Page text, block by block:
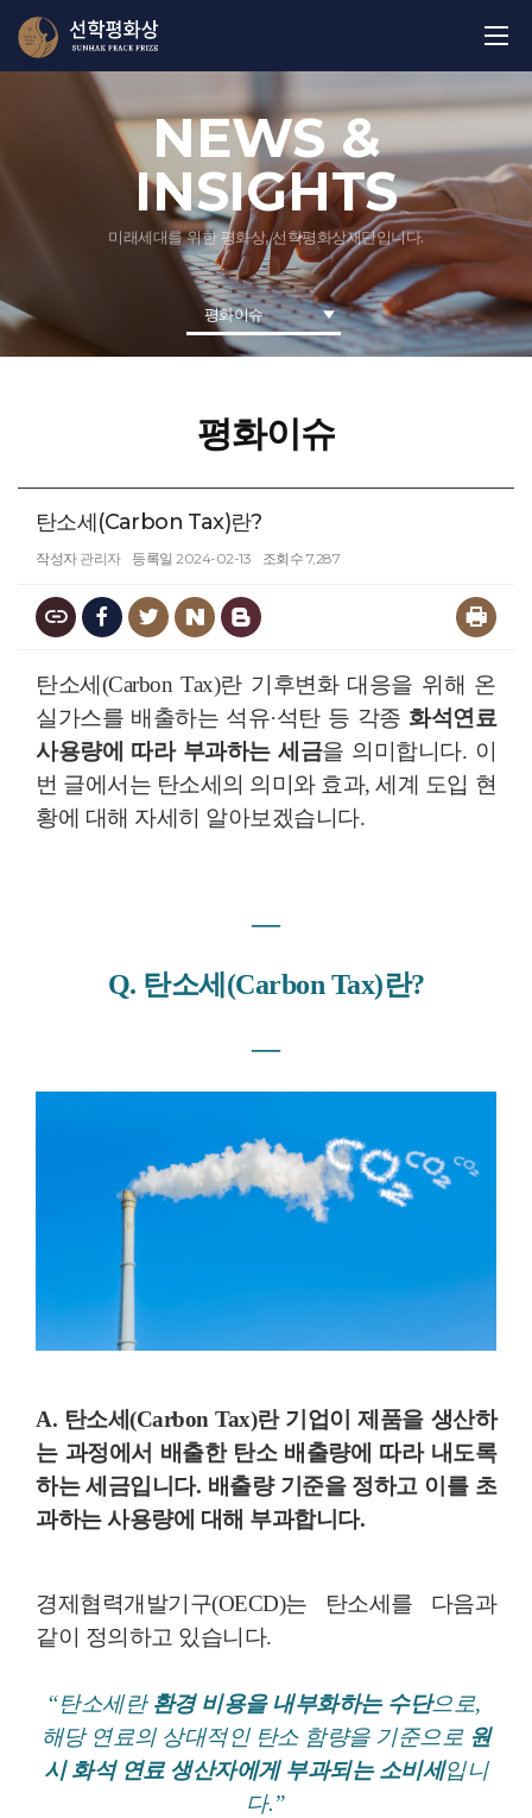
NEWS &
INSIGHTS
미래세대를 위한 평화상, 선학평화상재단입니다.
평화이슈
평화이슈
탄소세(Carbon Tax)란?
작성자 관리자 등록일 2024-02-13 조회수 7,287
탄소세(Carbon Tax)란 기후변화 대응을 위해 온
실가스를 배출하는 석유·석탄 등 각종 화석연료
사용량에 따라 부과하는 세금을 의미합니다. 이
번 글에서는 탄소세의 의미와 효과, 세계 도입 현
황에 대해 자세히 알아보겠습니다.
―
Q. 탄소세(Carbon Tax)란?
―
A. 탄소세(Carbon Tax)란 기업이 제품을 생산하
는 과정에서 배출한탄소 배출량에 따라 내도록
하는 세금입니다. 배출량 기준을 정하고 이를 초
과하는 사용량에 대해 부과합니다.
경제협력개발기구(OECD)는 탄소세를 다음과
같이 정의하고 있습니다.
“탄소세란 환경 비용을 내부화하는 수단으로,
해당 연료의 상대적인 탄소 함량을 기준으로 원
시 화석 연료 생산자에게 부과되는 소비세입니
다.”